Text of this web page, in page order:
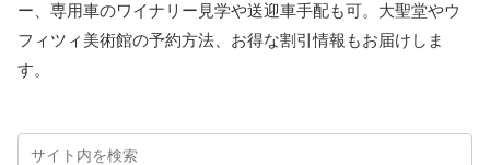
ー、専用車のワイナリー見学や送迎車手配も可。大聖堂やウ
フィツィ美術館の予約方法、お得な割引情報もお届けしま
す。